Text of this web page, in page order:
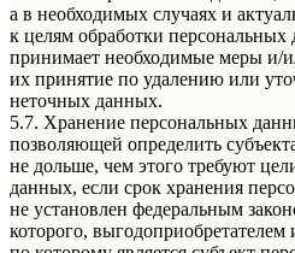
а в необходимых случаях и
к целям обработки
принимает необходимые меры и/
их принятие по удалению или
неточных данных.
5.7. Хранение персональных
позволяющей определить
не дольше, чем этого требуют
данных, если срок хранения
не установлен федеральным
которого,